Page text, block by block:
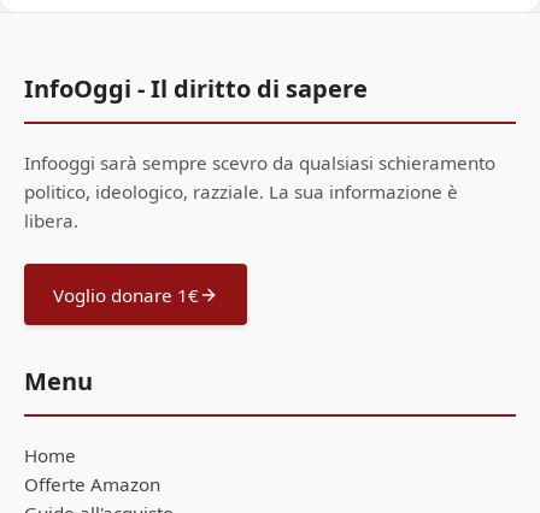
InfoOggi - Il diritto di sapere
Infooggi sarà sempre scevro da qualsiasi schieramento
politico, ideologico, razziale. La sua informazione è
libera.
Voglio donare 1€
Menu
Home
Offerte Amazon